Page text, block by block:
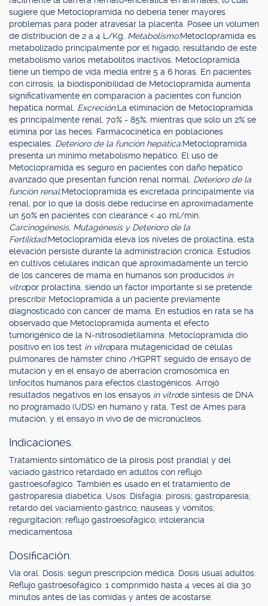
sugiere que Metoclopramida no debería tener mayores
problemas para poder atravesar la placenta. Posee un volumen
de distribución de 2 a 4 L/Kg. Metabolismo:Metoclopramida es
metabolizado principalmente por el hígado, resultando de este
metabolismo varios metabolitos inactivos. Metoclopramida
tiene un tiempo de vida media entre 5 a 6 horas. En pacientes
con cirrosis, la biodisponibilidad de Metoclopramida aumenta
significativamente en comparación a pacientes con función
hepática normal. Excreción:La eliminación de Metoclopramida
es principalmente renal, 70% - 85%, mientras que solo un 2% se
elimina por las heces. Farmacocinética en poblaciones
especiales. Deterioro de la función hepática:Metoclopramida
presenta un mínimo metabolismo hepático. El uso de
Metoclopramida es seguro en pacientes con daño hepático
avanzado que presentan función renal normal. Deterioro de la
función renal:Metoclopramida es excretada principalmente vía
renal, por lo que la dosis debe reducirse en aproximadamente
un 50% en pacientes con clearance < 40 ml/min.
Carcinogénesis, Mutagénesis y Deterioro de la
Fertilidad:Metoclopramida eleva los niveles de prolactina, esta
elevación persiste durante la administración crónica. Estudios
en cultivos celulares indican que aproximadamente un tercio
de los canceres de mama en humanos son producidos in
vitropor prolactina, siendo un factor importante si se pretende
prescribir Metoclopramida a un paciente previamente
diagnosticado con cáncer de mama. En estudios en rata se ha
observado que Metoclopramida aumenta el efecto
tumorigénico de la N-nitrosodietilamina. Metoclopramida dio
positivo en los test in vitropara mutagenicidad de células
pulmonares de hámster chino /HGPRT seguido de ensayo de
mutación y en el ensayo de aberración cromosómica en
linfocitos humanos para efectos clastogénicos. Arrojó
resultados negativos en los ensayos in vitrode síntesis de DNA
no programado (UDS) en humano y rata, Test de Ames para
mutación, y el ensayo in vivo de de micronúcleos.
Indicaciones.
Tratamiento sintomático de la pirosis post prandial y del
vaciado gástrico retardado en adultos con reflujo
gastroesofágico. También es usado en el tratamiento de
gastroparesia diabética. Usos: Disfagia: pirosis; gastroparesia;
retardo del vaciamiento gástrico; náuseas y vómitos;
regurgitación; reflujo gastroesofágico; intolerancia
medicamentosa.
Dosificación.
Vía oral. Dosis: según prescripción médica. Dosis usual adultos:
Reflujo gastroesofágico: 1 comprimido hasta 4 veces al día 30
minutos antes de las comidas y antes de acostarse.